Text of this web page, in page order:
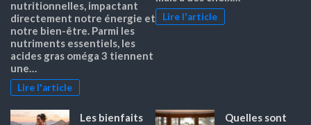
nutritionnelles, impactant
directement notre énergie et
notre bien-être. Parmi les
nutriments essentiels, les
acides gras oméga 3 tiennent
une…
Lire l'article
Lire l'article
Les bienfaits
Quelles sont